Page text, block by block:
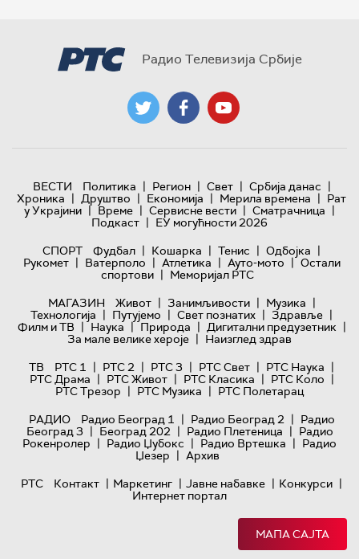
Радио Телевизија Србије
ВЕСТИ Политика | Регион | Свет | Србија данас |
Хроника | Друштво | Економија | Мерила времена | Рат
у Украјини | Време | Сервисне вести | Сматрачница |
Подкаст | ЕУ могућности 2026
СПОРТ
Фудбал | Кошарка | Тенис | Одбојка |
Рукомет | Ватерполо | Атлетика | Ауто-мото | Остали
спортови | Меморијал РТС
МАГАЗИН
Живот | Занимљивости | Музика |
Технологијa | Путујемо | Свет познатих | Здравље |
Филм и ТВ | Наука | Природа | Дигитални предузетник |
За мале велике хероје | Наизглед здрав
ТВ
РТС 1 | РТС 2 | РТС 3 | РТС Свет | РТС Наука |
РТС Драма | РТС Живот | РТС Класика | РТС Коло |
РТС Трезор | РТС Музика | РТС Полетарац
РАДИО
Радио Београд 1 | Радио Београд 2 | Радио
Београд 3 | Београд 202 | Радио Плетеница | Радио
Рокенролер | Радио Џубокс | Радио Вртешка | Радио
Џезер | Архив
РТС
Контакт | Маркетинг | Јавне набавке | Конкурси |
Интернет портал
МАПА САЈТА